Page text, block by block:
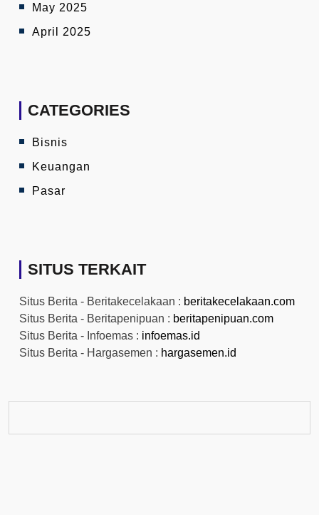
May 2025
April 2025
CATEGORIES
Bisnis
Keuangan
Pasar
SITUS TERKAIT
Situs Berita - Beritakecelakaan : beritakecelakaan.com
Situs Berita - Beritapenipuan : beritapenipuan.com
Situs Berita - Infoemas : infoemas.id
Situs Berita - Hargasemen : hargasemen.id